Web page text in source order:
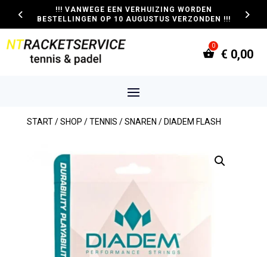
!!! VANWEGE EEN VERHUIZING WORDEN
BESTELLINGEN OP 10 AUGUSTUS VERZONDEN !!!
€ 0,00
START/SHOP /TENNIS /SNAREN / DIADEM FLASH